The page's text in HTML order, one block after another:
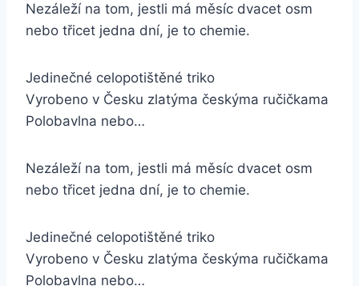
Nezáleží na tom, jestli má měsíc dvacet osm
nebo třicet jedna dní, je to chemie.
Jedinečné celopotištěné triko
Vyrobeno v Česku zlatýma českýma ručičkama
Polobavlna nebo…
Nezáleží na tom, jestli má měsíc dvacet osm
nebo třicet jedna dní, je to chemie.
Jedinečné celopotištěné triko
Vyrobeno v Česku zlatýma českýma ručičkama
Polobavlna nebo…